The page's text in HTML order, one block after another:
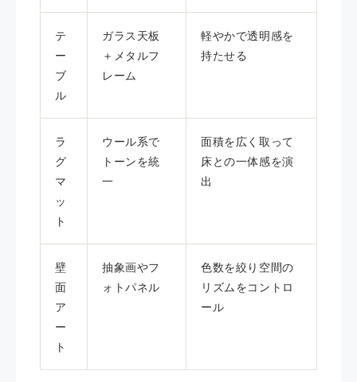
テ
ー
ブ
ル
ガラス天板
＋メタルフ
レーム
軽やかで透明感を
持たせる
ラ
グ
マ
ッ
ト
ウール系で
トーンを統
一
面積を広く取って
床との一体感を演
出
壁
面
ア
ー
ト
抽象画やフ
ォトパネル
色数を絞り空間の
リズムをコントロ
ール